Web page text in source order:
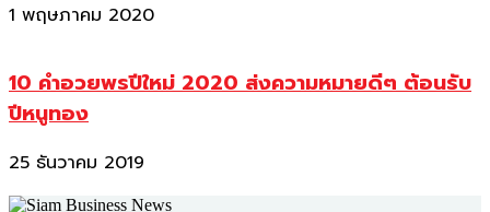
1 พฤษภาคม 2020
10 คำอวยพรปีใหม่ 2020 ส่งความหมายดีๆ ต้อนรับ
ปีหนูทอง
25 ธันวาคม 2019